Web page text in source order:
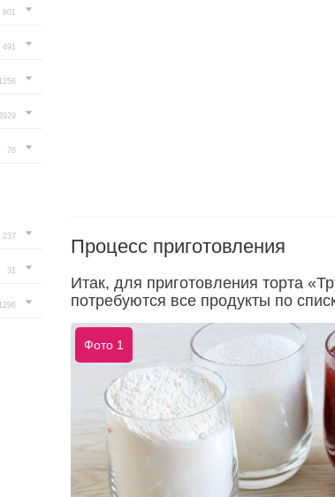
801
491
1256
76
237
31
1296
Процесс приготовления
Итак, для приготовления торта
потребуются все продукты по
Фото 1